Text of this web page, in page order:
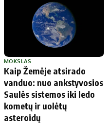
MOKSLAS
Kaip Žemėje atsirado
vanduo: nuo ankstyvosios
Saulės sistemos iki ledo
kometų ir uolėtų
asteroidų